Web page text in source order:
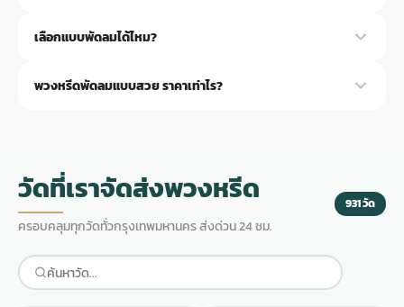
มีหลายแบบให้เลือกครับ ทั้งแบบดอกกุหลาบ ดอกเบญจมาศ ดอกลิลลี่
เลือกแบบพัดลมได้ไหม?
ได้ครับ มีพัดลมตั้งพื้น 16-18 นิ้ว พัดลมอุตสาหกรรม และพัดลมไอเย็น
พวงหรีดพัดลมแบบสวย ราคาเท่าไร?
วัดที่เราจัดส่งพวงหรีด
ครอบคลุมทุกวัดทั่วกรุงเทพมหานคร ส่งด่วน 24 ชม.
931 วัด